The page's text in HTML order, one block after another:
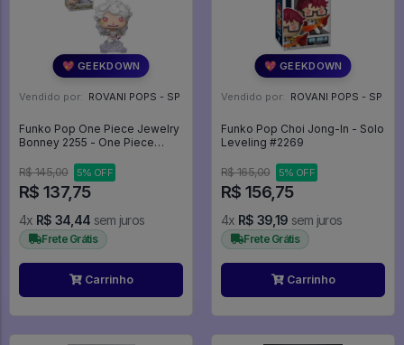
💖 GEEKDOWN
Vendido por: ROVANI POPS - SP
Funko Pop One Piece Jewelry
Bonney 2255 - One Piece
R$ 145,00
5% OFF
R$ 137,75
4x R$ 34,44 sem juros
Frete Grátis
Carrinho
💖 GEEKDOWN
Vendido por: ROVANI POPS - SP
Funko Pop Choi Jong-In - Solo
Leveling #2269
R$ 165,00 5% OFF
R$ 156,75
4x R$ 39,19 sem juros
Frete Grátis
Carrinho